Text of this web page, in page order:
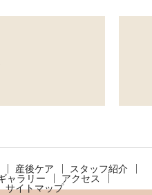
産後ケア スタッフ紹介
ャラリー アクセス
サイトマップ